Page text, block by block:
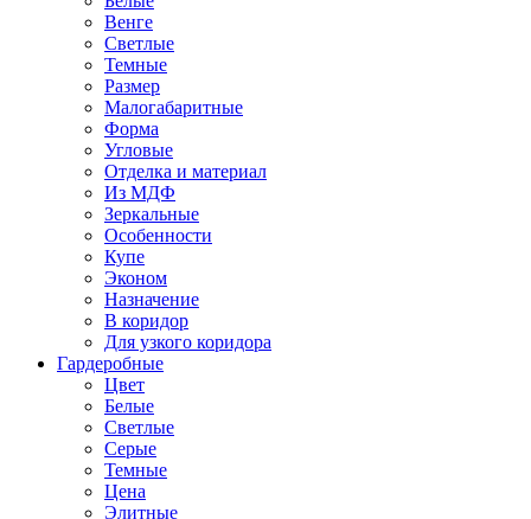
Венге
Светлые
Темные
Размер
Малогабаритные
Форма
Угловые
Отделка и материал
Из МДФ
Зеркальные
Особенности
Купе
Эконом
Назначение
В коридор
Для узкого коридора
Гардеробные
Цвет
Белые
Светлые
Серые
Темные
Цена
Элитные